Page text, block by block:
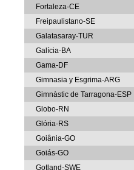
Fortaleza-CE
Freipaulistano-SE
Galatasaray-TUR
Galícia-BA
Gama-DF
Gimnasia y Esgrima-ARG
Gimnàstic de Tarragona-ESP
Globo-RN
Glória-RS
Goiânia-GO
Goiás-GO
Gotland-SWE